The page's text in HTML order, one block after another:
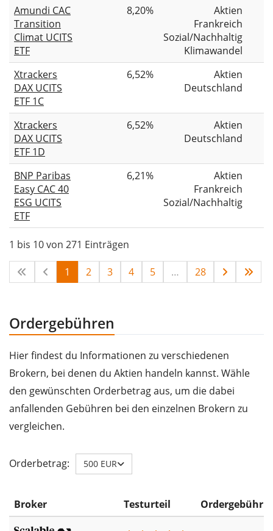
Amundi CAC
Transition
Climat UCITS
ETF
8,20%
Aktien
Frankreich
Sozial/Nachhaltig
Klimawandel
Xtrackers
DAX UCITS
ETF 1C
6,52%
Aktien
Deutschland
Xtrackers
DAX UCITS
ETF 1D
6,52%
Aktien
Deutschland
BNP Paribas
Easy CAC 40
ESG UCITS
ETF
6,21%
Aktien
Frankreich
Sozial/Nachhaltig
1 bis 10 von 271 Einträgen
1 2 3 4 5 … 28
Ordergebühren
Hier findest du Informationen zu verschiedenen
Brokern, bei denen du Aktien handeln kannst. Wähle
den gewünschten Orderbetrag aus, um die dabei
anfallenden Gebühren bei den einzelnen Brokern zu
vergleichen.
Orderbetrag: 500 EUR
Broker Testurteil Ordergebühr